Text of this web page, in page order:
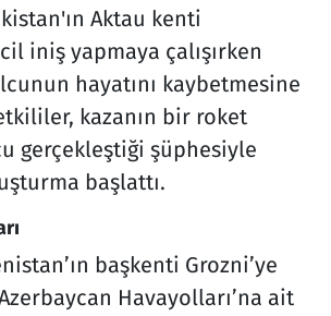
Aktau kenti
iniş yapmaya çalışırken
hayatını kaybetmesine
kazanın bir roket
gerçekleştiği şüphesiyle
başlattı.
başkenti Grozni’ye
Havayolları’na ait